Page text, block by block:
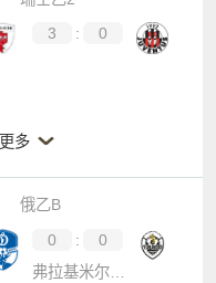
3 :
0
更多
俄乙B
0 :
0
弗拉基米尔鱼雷